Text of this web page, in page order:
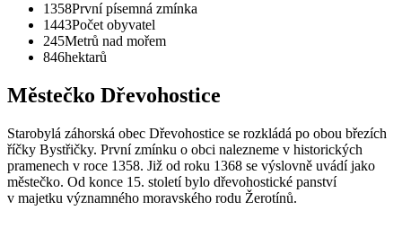
1358První písemná zmínka
1443Počet obyvatel
245Metrů nad mořem
846hektarů
Městečko Dřevohostice
Starobylá záhorská obec Dřevohostice se rozkládá po obou březích
říčky Bystřičky. První zmínku o obci nalezneme v historických
pramenech v roce 1358. Již od roku 1368 se výslovně uvádí jako
městečko. Od konce 15. století bylo dřevohostické panství
v majetku významného moravského rodu Žerotínů.